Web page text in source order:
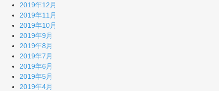
2019年12月
2019年11月
2019年10月
2019年9月
2019年8月
2019年7月
2019年6月
2019年5月
2019年4月